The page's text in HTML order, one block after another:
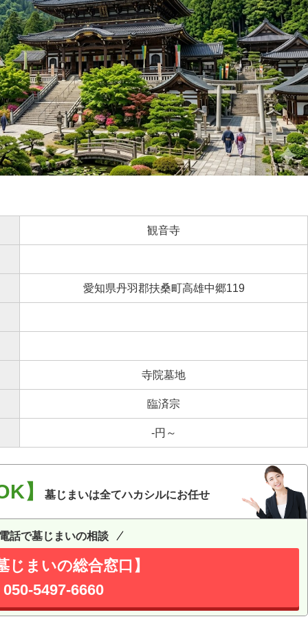
観音寺
愛知県丹羽郡扶桑町高雄中郷119
寺院墓地
臨済宗
-円～
】 墓じまいは全てハカシルにお任せ
話で墓じまいの相談
じまいの総合窓口】
050-5497-6660